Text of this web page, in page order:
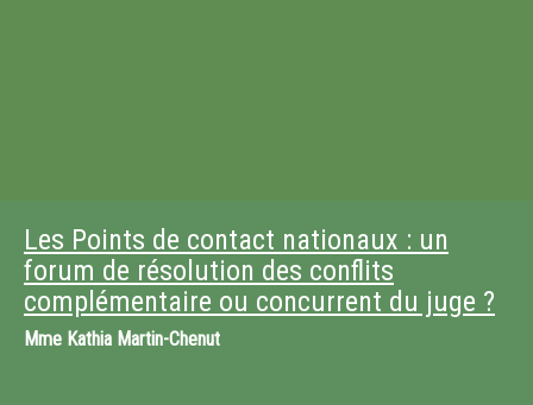
Les Points de contact nationaux : un
forum de résolution des conflits
complémentaire ou concurrent du juge ?
Mme Kathia Martin-Chenut